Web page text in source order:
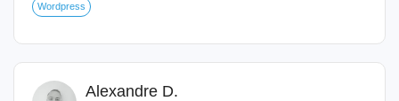
Wordpress
Alexandre D.